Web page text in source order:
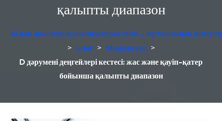
қалыпты диапазон
AI қан анализінің анализаторы тегін – зертханалық
> Блог > Мақалалар >
D дәрумені деңгейлері кестесі: жас және қауіп-қатер
бойынша қалыпты диапазон